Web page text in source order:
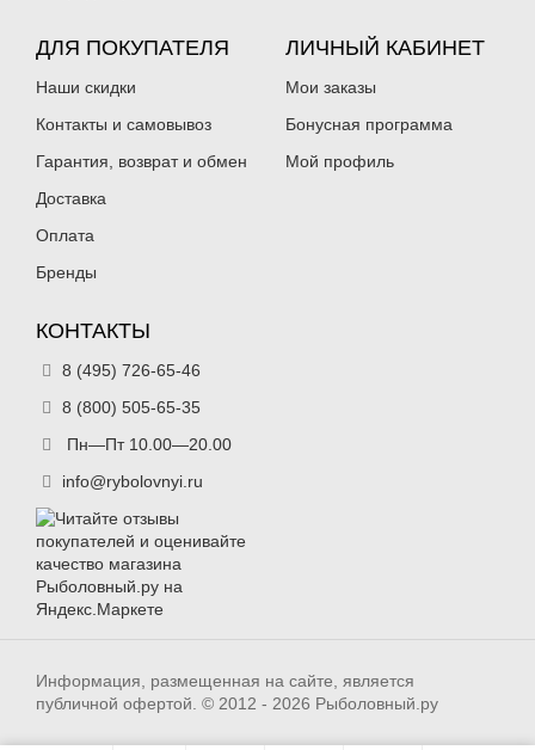
ДЛЯ ПОКУПАТЕЛЯ
Наши скидки
Контакты и самовывоз
Гарантия, возврат и обмен
Доставка
Оплата
Бренды
ЛИЧНЫЙ КАБИНЕТ
Мои заказы
Бонусная программа
Мой профиль
КОНТАКТЫ
8 (495) 726-65-46
8 (800) 505-65-35
Пн—Пт 10.00—20.00
info@rybolovnyi.ru
Информация, размещенная на сайте, является
публичной офертой. © 2012 - 2026 Рыболовный.ру